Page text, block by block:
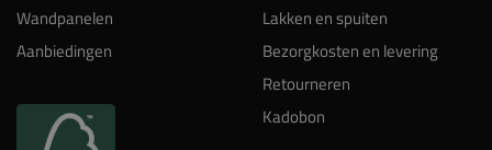
Wandpanelen
Aanbiedingen
Lakken en spuiten
Bezorgkosten en levering
Retourneren
Kadobon